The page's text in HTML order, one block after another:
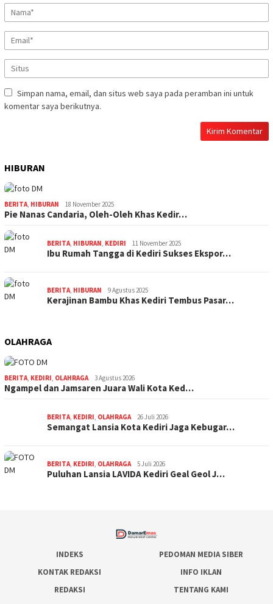
Simpan nama, email, dan situs web saya pada peramban ini untuk
komentar saya berikutnya.
HIBURAN
BERITA HIBURAN 18 November 2025
Pie Nanas Candaria, Oleh-Oleh Khas Kedir…
BERITA HIBURAN KEDIRI 11 November 2025
Ibu Rumah Tangga di Kediri Sukses Ekspor…
BERITA HIBURAN 9 Agustus 2025
Kerajinan Bambu Khas Kediri Tembus Pasar…
OLAHRAGA
BERITA KEDIRI OLAHRAGA 3 Agustus 2026
Ngampel dan Jamsaren Juara Wali Kota Ked…
BERITA KEDIRI OLAHRAGA 26 Juli 2026
Semangat Lansia Kota Kediri Jaga Kebugar…
BERITA KEDIRI OLAHRAGA 5 Juli 2026
Puluhan Lansia LAVIDA Kediri Geal Geol J…
INDEKS
PEDOMAN MEDIA SIBER
KONTAK REDAKSI
INFO IKLAN
REDAKSI
TENTANG KAMI